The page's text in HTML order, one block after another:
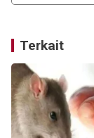
Terkait